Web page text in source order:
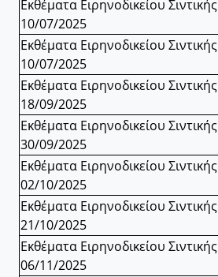
Εκθέματα Ειρηνοδικείου Σιντικής
10/07/2025
Εκθέματα Ειρηνοδικείου Σιντικής
10/07/2025
Εκθέματα Ειρηνοδικείου Σιντικής
18/09/2025
Εκθέματα Ειρηνοδικείου Σιντικής
30/09/2025
Εκθέματα Ειρηνοδικείου Σιντικής
02/10/2025
Εκθέματα Ειρηνοδικείου Σιντικής
21/10/2025
Εκθέματα Ειρηνοδικείου Σιντικής
06/11/2025